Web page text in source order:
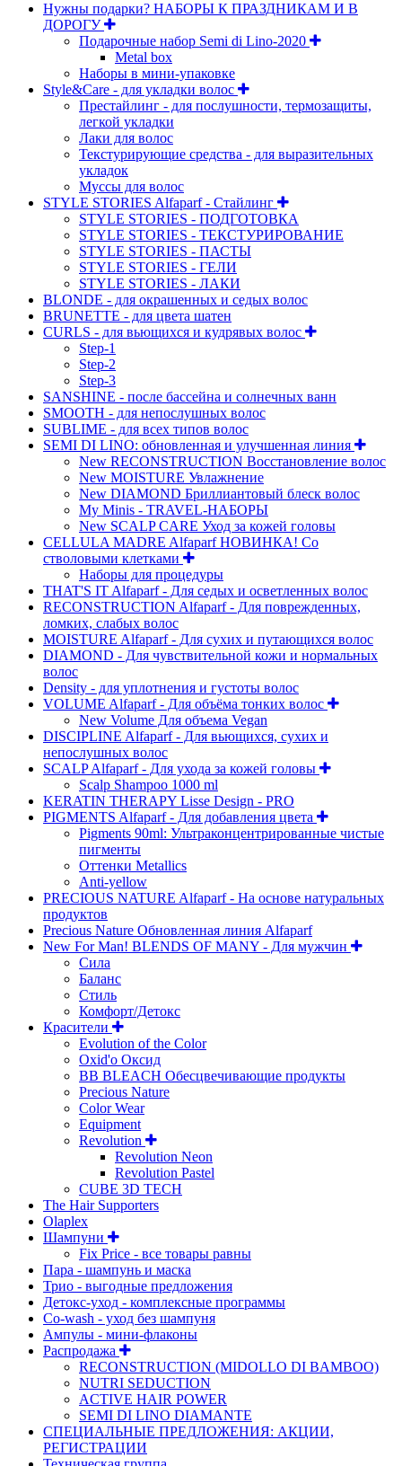
Нужны подарки? НАБОРЫ К ПРАЗДНИКАМ И В
ДОРОГУ
Подарочные набор Semi di Lino-2020
Metal box
Наборы в мини-упаковке
Style&Care - для укладки волос
Престайлинг - для послушности, термозащиты,
легкой укладки
Лаки для волос
Текстурирующие средства - для выразительных
укладок
Муссы для волос
STYLE STORIES Alfaparf - Стайлинг
STYLE STORIES - ПОДГОТОВКА
STYLE STORIES - ТЕКСТУРИРОВАНИЕ
STYLE STORIES - ПАСТЫ
STYLE STORIES - ГЕЛИ
STYLE STORIES - ЛАКИ
BLONDE - для окрашенных и седых волос
BRUNETTE - для цвета шатен
CURLS - для вьющихся и кудрявых волос
Step-1
Step-2
Step-3
SANSHINE - после бассейна и солнечных ванн
SMOOTH - для непослушных волос
SUBLIME - для всех типов волос
SEMI DI LINO: обновленная и улучшенная линия
New RECONSTRUCTION Восстановление волос
New MOISTURE Увлажнение
New DIAMOND Бриллиантовый блеск волос
My Minis - TRAVEL-НАБОРЫ
New SCALP CARE Уход за кожей головы
CELLULA MADRE Alfaparf НОВИНКА! Со
стволовыми клетками
Наборы для процедуры
THAT'S IT Alfaparf - Для седых и осветленных волос
RECONSTRUCTION Alfaparf - Для поврежденных,
ломких, слабых волос
MOISTURE Alfaparf - Для сухих и путающихся волос
DIAMOND - Для чувствительной кожи и нормальных
волос
Density - для уплотнения и густоты волос
VOLUME Alfaparf - Для объёма тонких волос
New Volume Для объема Vegan
DISCIPLINE Alfaparf - Для вьющихся, сухих и
непослушных волос
SCALP Alfaparf - Для ухода за кожей головы
Scalp Shampoo 1000 ml
KERATIN THERAPY Lisse Design - PRO
PIGMENTS Alfaparf - Для добавления цвета
Pigments 90ml: Ультраконцентрированные чистые
пигменты
Оттенки Metallics
Anti-yellow
PRECIOUS NATURE Alfaparf - На основе натуральных
продуктов
Precious Nature Обновленная линия Alfaparf
New For Man! BLENDS OF MANY - Для мужчин
Сила
Баланс
Стиль
Комфорт/Детокс
Красители
Evolution of the Color
Oxid'o Оксид
BB BLEACH Обесцвечивающие продукты
Precious Nature
Color Wear
Equipment
Revolution
Revolution Neon
Revolution Pastel
CUBE 3D TECH
The Hair Supporters
Olaplex
Шампуни
Fix Price - все товары равны
Пара - шампунь и маска
Трио - выгодные предложения
Детокс-уход - комплексные программы
Co-wash - уход без шампуня
Ампулы - мини-флаконы
Распродажа
RECONSTRUCTION (MIDOLLO DI BAMBOO)
NUTRI SEDUCTION
ACTIVE HAIR POWER
SEMI DI LINO DIAMANTE
СПЕЦИАЛЬНЫЕ ПРЕДЛОЖЕНИЯ: АКЦИИ,
РЕГИСТРАЦИИ